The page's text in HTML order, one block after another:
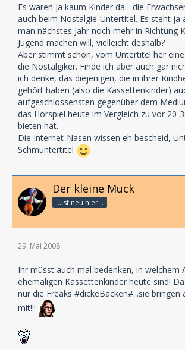
gut“ zum Abschluss hat für
einige Freude sorgen können, dank der
Leistung von Tanja Dohse,
Robert Missler, Robert Schlunze und
(Eigenlob stinkt – dagegen hilft
nur „Kadavre“
Danke für diese
Thomas Birker von Dreamland
Veranstaltung in Rüsselsheim
den Anstoß für DIE HÖRSPIEL 2008
nochmals vielen Dank für seine
Unterstützung. Ein Dank geht
an Anna Künstler und René
wichtige Informationen über
das „Produkt“ Hörspiel für
vermitteln konnten.
gedankt, die alle Erwachsenen sehr
Und natürlich all unseren Gästen ein
Dankeschön:
Lutz Riedel, Marianne Groß, Volker
Rode, Dietmar Wunder,
Claudia Urbschat-Mingues, Franziska
Groeger, Hans Georg Panczak,
Es waren ja kaum Kinder da - die
auch beim Nostalgie-Untertitel. Es steht ja
man nächstes Jahr noch mehr in Richtung
Jugend machen will, vielleicht deshalb?
Aber stimmt schon, vom Untertitel her eine
die Nostalgiker. Finde ich aber auch gar
ich denke, das diejenigen, die in ihrer
gehört haben (also die Kassettenkinder)
aufgeschlossensten gegenüber dem
das Hörspiel heute im Vergleich zu vor 20-
bieten hat.
Die Internet-Nasen wissen eh bescheid,
Schmuntertitel
Der kleine Muck
...ist neu hier...
29. Mai 2008
Ihr müsst auch mal bedenken, in welchem
ehemaligen Kassettenkinder heute sind!
nur die Freaks #dickeBacken#...sie bringen
mit!!!